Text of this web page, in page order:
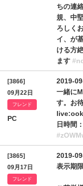
ちの連
規、中
ろしく
イ、が
ける方
ます
[3866]
09月22日
フレンド
PC
2019-
一緒に
す。お
日時間
[3865]
09月17日
フレンド
2019-
表示期